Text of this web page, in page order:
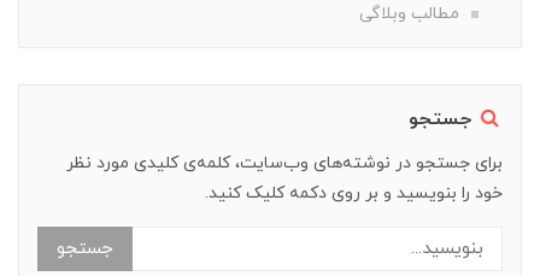
مطالب وبلاگی
جستجو
برای جستجو در نوشته‌های وب‌سایت، کلمه‌ی کلیدی مورد نظر
خود را بنویسید و بر روی دکمه کلیک کنید.
جستجو